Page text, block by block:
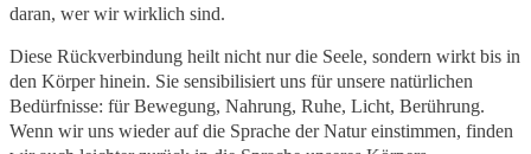
daran, wer wir wirklich sind.
Diese Rückverbindung heilt nicht nur die Seele, sondern wirkt bis in
den Körper hinein. Sie sensibilisiert uns für unsere natürlichen
Bedürfnisse: für Bewegung, Nahrung, Ruhe, Licht, Berührung.
Wenn wir uns wieder auf die Sprache der Natur einstimmen, finden